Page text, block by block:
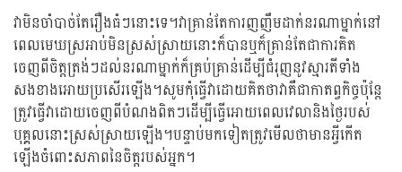
វាមិនចាំបាច់តែរឿងធំៗនោះទេ។វាគ្រាន់តែការញញឹមដាក់នរណាម្នាក់នៅ
ពេលមេឃស្រអាប់មិនស្រស់ស្រាយនោះក៏បានឬក៏គ្រាន់តែជាការគិត
ចេញពីចិត្តត្រង់ៗដល់នរណាម្នាក់ក៏គ្រប់គ្រាន់ដើម្បីជំរុញនូវស្មារតីទាំង
សងខាងអោយប្រសើរឡើង។សូមកុំធ្វើវាដោយគិតថាវាគឺជាកាតព្វកិច្ចប៉ុន្តែ
ត្រូវធ្វើវាដោយចេញពីបំណងពិតៗដើម្បីធ្វើអោយពេលវេលានិងថ្ងៃរបស់
បុគ្គលនោះស្រស់ស្រាយឡើង។បន្ទាប់មកទៀតត្រូវមើលថាមានអ្វីកើត
ឡើងចំពោះសភាពនៃចិត្តរបស់អ្នក។